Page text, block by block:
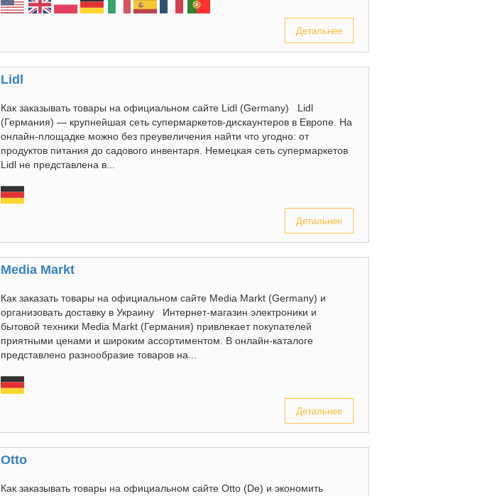
Детальнее
Lidl
Как заказывать товары на официальном сайте Lidl (Germany) Lidl
(Германия) — крупнейшая сеть супермаркетов-дискаунтеров в Европе. На
онлайн-площадке можно без преувеличения найти что угодно: от
продуктов питания до садового инвентаря. Немецкая сеть супермаркетов
Lidl не представлена в...
Детальнее
Media Markt
Как заказать товары на официальном сайте Media Markt (Germany) и
организовать доставку в Украину Интернет-магазин электроники и
бытовой техники Media Markt (Германия) привлекает покупателей
приятными ценами и широким ассортиментом. В онлайн-каталоге
представлено разнообразие товаров на...
Детальнее
Otto
Как заказывать товары на официальном сайте Otto (De) и экономить